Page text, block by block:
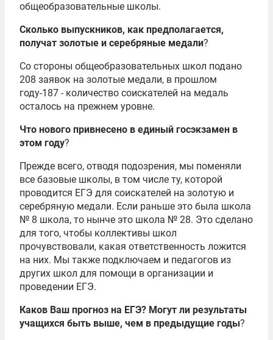
общеобразовательные школы.
Сколько выпускников, как предполагается,
получат золотые и серебряные медали?
Со стороны общеобразовательных школ подано
208 заявок на золотые медали, в прошлом
году-187 - количество соискателей на медаль
осталось на прежнем уровне.
Что нового привнесено в единый госэкзамен в
этом году?
Прежде всего, отводя подозрения, мы поменяли
все базовые школы, в том числе ту, которой
проводится ЕГЭ для соискателей на золотую и
серебряную медали. Если раньше это была школа
№ 8 школа, то нынче это школа № 28. Это сделано
для того, чтобы коллективы школ
прочувствовали, какая ответственность ложится
на них. Мы также подключаем и педагогов из
других школ для помощи в организации и
проведении ЕГЭ.
Каков Ваш прогноз на ЕГЭ? Могут ли результаты
учащихся быть выше, чем в предыдущие годы?